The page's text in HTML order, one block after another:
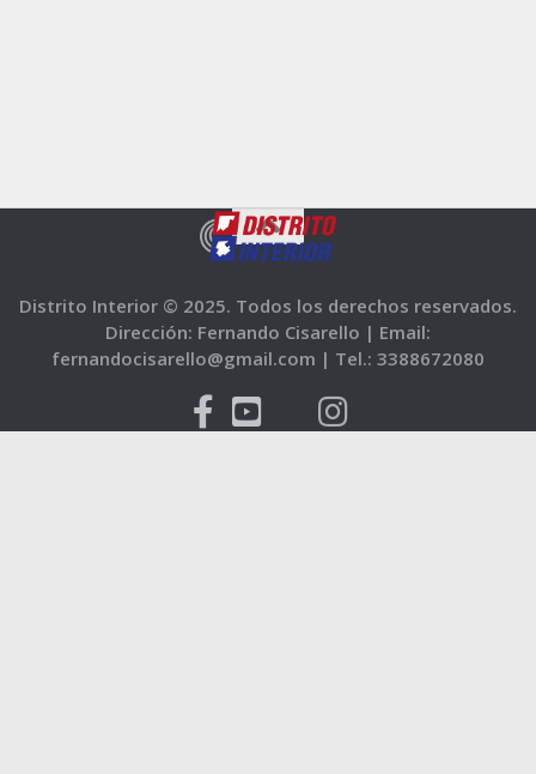
Distrito Interior © 2025. Todos los derechos reservados.
Dirección: Fernando Cisarello | Email:
fernandocisarello@gmail.com | Tel.: 3388672080